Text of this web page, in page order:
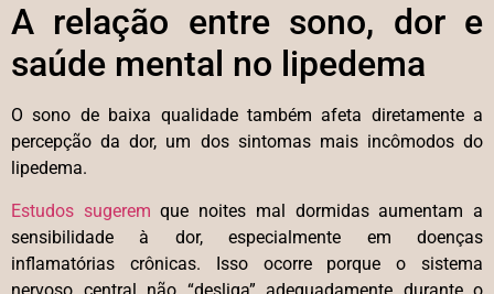
A relação entre sono, dor e
saúde mental no lipedema
O sono de baixa qualidade também afeta diretamente a
percepção da dor, um dos sintomas mais incômodos do
lipedema.
Estudos sugerem que noites mal dormidas aumentam a
sensibilidade à dor, especialmente em doenças
inflamatórias crônicas. Isso ocorre porque o sistema